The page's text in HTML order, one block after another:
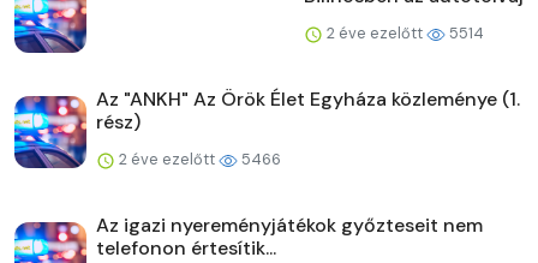
2 éve ezelőtt 5514
Az "ANKH" Az Örök Élet Egyháza közleménye (1.
rész)
2 éve ezelőtt 5466
Az igazi nyereményjátékok győzteseit nem
telefonon értesítik...